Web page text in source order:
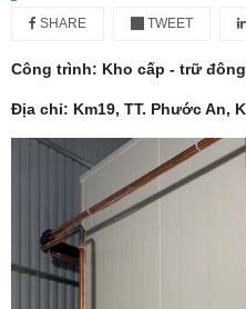
SHARE TWEET
Công trình: Kho cấp - trữ
Địa chỉ: Km19, TT. Phước An,